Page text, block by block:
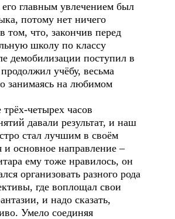
главным увлечением был
потому нет ничего
том, что, закончив перед
школу по классу
демобилизации поступил в
учёбу, весьма
занимаясь на любимом
четырех часов
давали результат, и наш
стал лучшим в своём
и основное направление –
ему тоже нравилось, он
организовать разного рода
где воплощал свои
и надо сказать,
Умело соединяя